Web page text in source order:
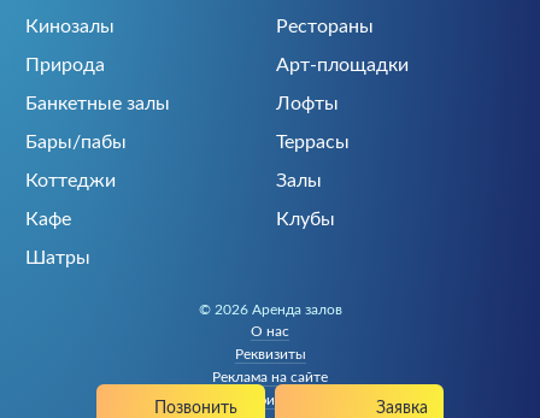
Позвонить Заявка
© 2026 Аренда залов
О нас
Реквизиты
Реклама на сайте
Политика конфиденциальности
Кинозалы
Рестораны
Природа
Арт-площадки
Банкетные залы
Лофты
Бары/пабы
Террасы
Коттеджи
Залы
Кафе
Клубы
Шатры